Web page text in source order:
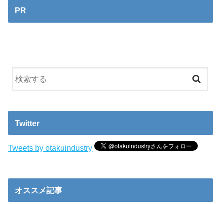
PR
Twitter
Tweets by otakuindustry
オススメ記事